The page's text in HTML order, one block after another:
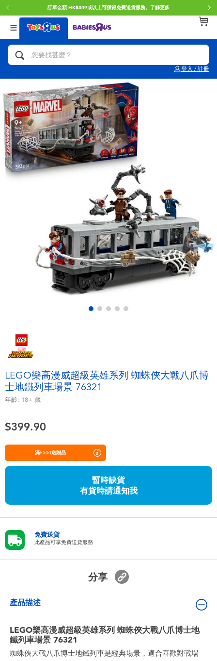
訂單金額 HK$349或以上可獲得免費送貨服務。 了解更多
登入 / 註冊
返回
分類目錄
人氣英雄,角色扮演,射擊玩具
單車,滑板車,騎乘車
拼砌組合及樂高LEGO
玩具車,貨車,火車及遙控系列
手工藝,文具,蠟筆,泥膠,畫板
遊戲及拼圖系列
益智學習玩具
毛毛公仔玩具
嬰兒及學前玩具
返回
品牌
Brunch Brother 早午餐兄弟
Spider-Man蜘蛛俠
Mini Brands
Play-Doh培樂多
LEGO樂高
LeapFrog跳跳蛙
返回
年齢
0~2歳
5~7歳
8~11歳
12~14歳
LEGO樂高漫威超級英雄系列 蜘蛛俠大戰八爪博
士地鐵列車場景 76321
年齡: 18+ 歲
$399.90
滿$500送贈品
暫時缺貨
有貨時請通知我
免費送貨
此產品可享免費送貨服務
分享
產品描述
LEGO樂高漫威超級英雄系列 蜘蛛俠大戰八爪博士地
鐵列車場景 76321
蜘蛛俠大戰八爪博士地鐵列車是經典場景，適合喜歡對戰場